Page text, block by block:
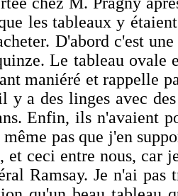
les tableaux y
D'abord c'est
Le tableau ovale
maniéré et rappelle
y a des linges avec
Enfin, ils n'avaient
pas que j'en
et ceci entre nous, car
Ramsay. Je n'ai